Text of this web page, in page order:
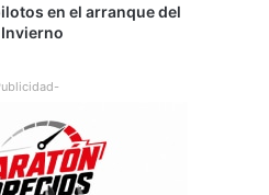
en el arranque del